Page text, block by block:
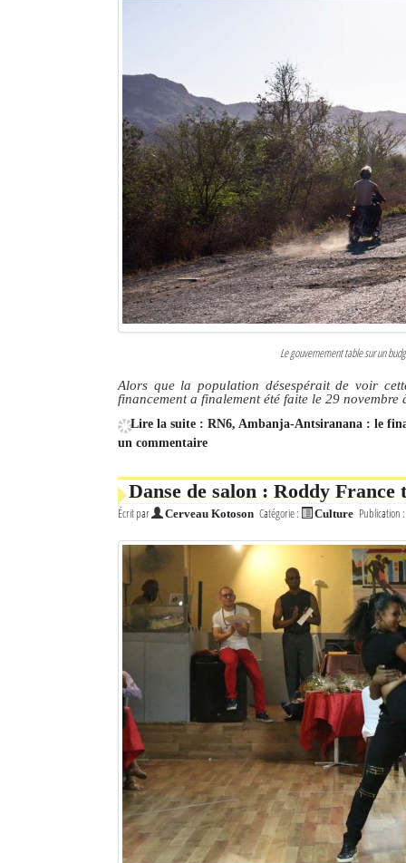
Le gouvernement table sur un
Alors que la population désespérait de voir
financement a finalement été faite le 29
Lire la suite : RN6, Ambanja-Antsiranana : le
un commentaire
Danse de salon : Roddy
Écrit par Cerveau Kotoson Catégorie : Culture Publication :